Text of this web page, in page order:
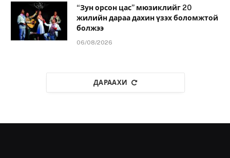
“Зун орсон цас” мюзиклийг 20
жилийн дараа дахин үзэх боломжтой
болжээ
06/08/2026
ДАРААХИ